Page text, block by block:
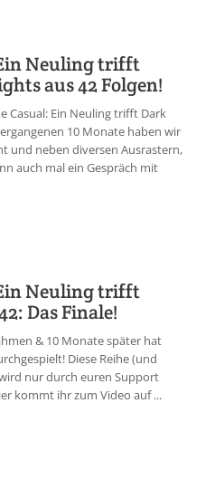
Neuling trifft
aus 42 Folgen!
Casual: Ein Neuling trifft Dark
10 Monate haben wir
und neben diversen Ausrastern,
auch mal ein Gespräch mit
Neuling trifft
Das Finale!
& 10 Monate später hat
Diese Reihe (und
nur durch euren Support
kommt ihr zum Video auf ...